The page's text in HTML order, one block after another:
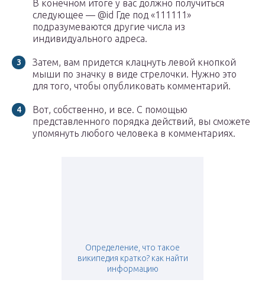
В конечном итоге у вас должно получиться
следующее — @id Где под «111111»
подразумеваются другие числа из
индивидуального адреса.
Затем, вам придется клацнуть левой кнопкой
мыши по значку в виде стрелочки. Нужно это
для того, чтобы опубликовать комментарий.
Вот, собственно, и все. С помощью
представленного порядка действий, вы сможете
упомянуть любого человека в комментариях.
Определение, что такое
википедия кратко? как найти
информацию